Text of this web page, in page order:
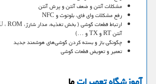
مشکلات آنتن و ضعف آنتن و پرش آنتن
رفع مشکلات وای فای، بلوتوث و NFC
آنتن RT و TX و …)
چگونگی باز و بسته کردن گوشی‌های هوشمند جدید
تعمیر و تعویض قطعات گوشی